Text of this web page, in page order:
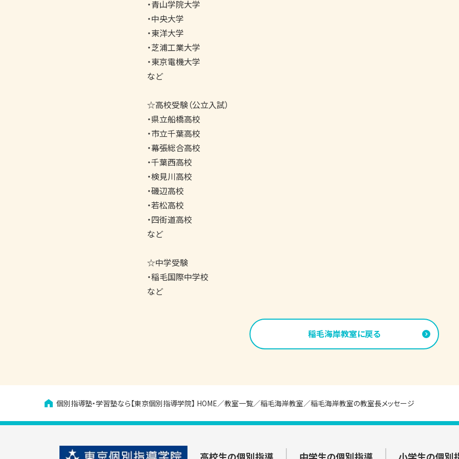
・青山学院大学
・中央大学
・東洋大学
・芝浦工業大学
・東京電機大学
など
☆高校受験（公立入試）
・県立船橋高校
・市立千葉高校
・幕張総合高校
・千葉西高校
・検見川高校
・磯辺高校
・若松高校
・四街道高校
など
☆中学受験
・稲毛国際中学校
など
稲毛海岸教室に戻る
個別指導塾・学習塾なら【東京個別指導学院】 HOME 教室一覧 稲毛海岸教室 稲毛海岸教室の教室長メッセージ
高校生の個別指導 中学生の個別指導 小学生の個別